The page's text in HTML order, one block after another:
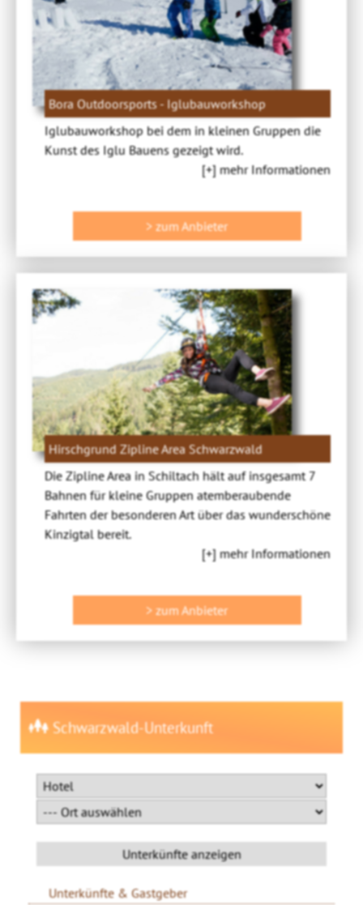
Bora Outdoorsports - Iglubauworkshop
Iglubauworkshop bei dem in kleinen Gruppen die
Kunst des Iglu Bauens gezeigt wird.
[+] mehr Informationen
> zum Anbieter
Hirschgrund Zipline Area Schwarzwald
Die Zipline Area in Schiltach hält auf insgesamt 7
Bahnen für kleine Gruppen atemberaubende
Fahrten der besonderen Art über das wunderschöne
Kinzigtal bereit.
[+] mehr Informationen
> zum Anbieter
Schwarzwald-Unterkunft
Unterkünfte & Gastgeber